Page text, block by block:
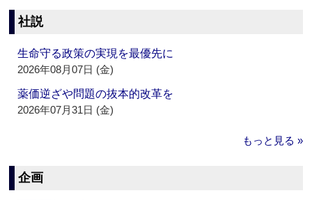
社説
生命守る政策の実現を最優先に
2026年08月07日 (金)
薬価逆ざや問題の抜本的改革を
2026年07月31日 (金)
もっと見る »
企画